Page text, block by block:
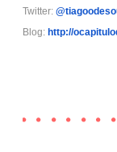
Twitter:
Blog: http://